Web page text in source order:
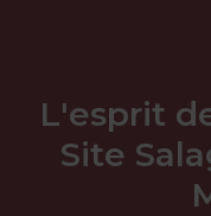
L'esprit
Site